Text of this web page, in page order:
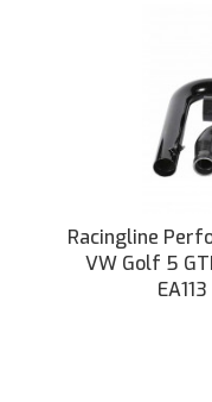
Racingline
VW Golf 5